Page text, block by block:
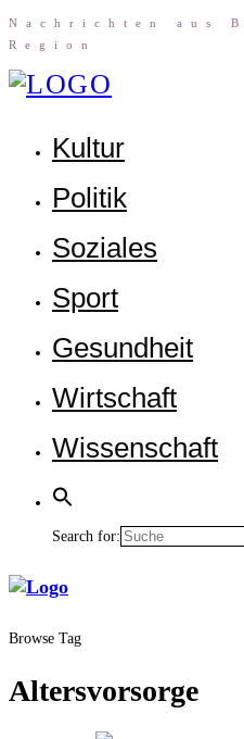
Nach­rich­ten aus
Region
Kul­tur
Poli­tik
Sozia­les
Sport
Gesund­heit
Wirt­schaft
Wis­sen­schaft
Search for:
Browse Tag
Altersvorsorge